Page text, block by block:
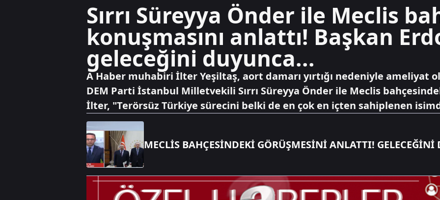
Sırrı Süreyya Önder ile Meclis
konuşmasını anlattı! Başkan
geleceğini duyunca...
A Haber muhabiri İlter Yeşiltaş, aort damarı yırtığı nedeniyle ameliyat
DEM Parti İstanbul Milletvekili Sırrı Süreyya Önder ile Meclis
İlter, "Terörsüz Türkiye sürecini belki de en çok en içten sahiplenen
MECLİS BAHÇESİNDEKİ GÖRÜŞMESİNİ ANLATTI! GELECEĞİNİ